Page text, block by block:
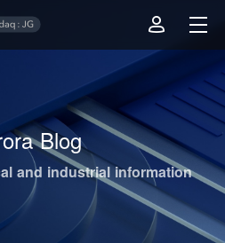
Blog
and industrial information